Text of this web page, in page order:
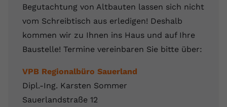
Begutachtung von Altbauten lassen sich nicht
vom Schreibtisch aus erledigen! Deshalb
kommen wir zu Ihnen ins Haus und auf Ihre
Baustelle! Termine vereinbaren Sie bitte über:
VPB Regionalbüro Sauerland
Dipl.-Ing. Karsten Sommer
Sauerlandstraße 12
Laufzeit Session
YouTube setzt diesen Cookie, um die
Videopräferenzen des Nutzers zu
Videos verwendet.